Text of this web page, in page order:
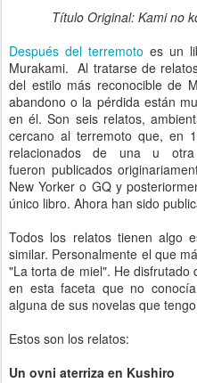
Título Original: Kami no
Después del terremoto es un
Murakami. Al tratarse de
del estilo más reconocible de
abandono o la pérdida están
en él. Son seis relatos,
cercano al terremoto que, en
relacionados de una u
fueron publicados
New Yorker o GQ y
único libro. Ahora han sido
Todos los relatos tienen algo
similar. Personalmente el que
"La torta de miel". He
en esta faceta que no
alguna de sus novelas que
Estos son los relatos:
Un ovni aterriza en Kushiro